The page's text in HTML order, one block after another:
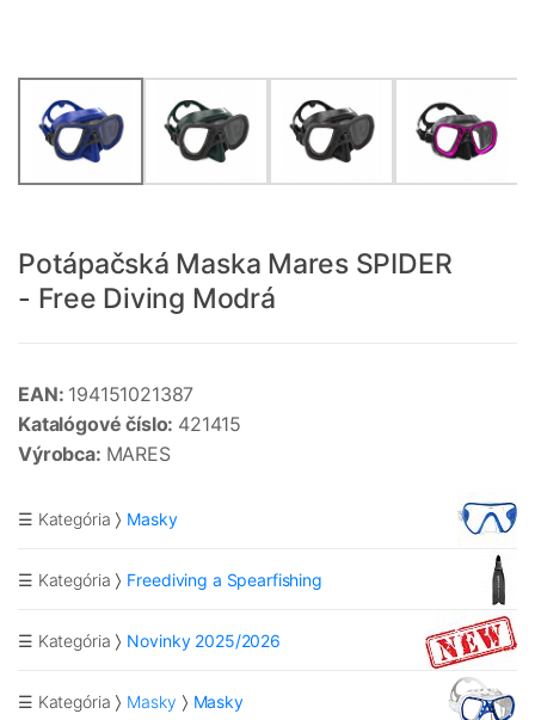
Potápačská Maska Mares SPIDER
- Free Diving Modrá
EAN: 194151021387
Katalógové číslo: 421415
Výrobca: MARES
☰ Kategória Masky
☰ Kategória Freediving a Spearfishing
☰ Kategória Novinky 2025/2026
☰ Kategória Masky Masky